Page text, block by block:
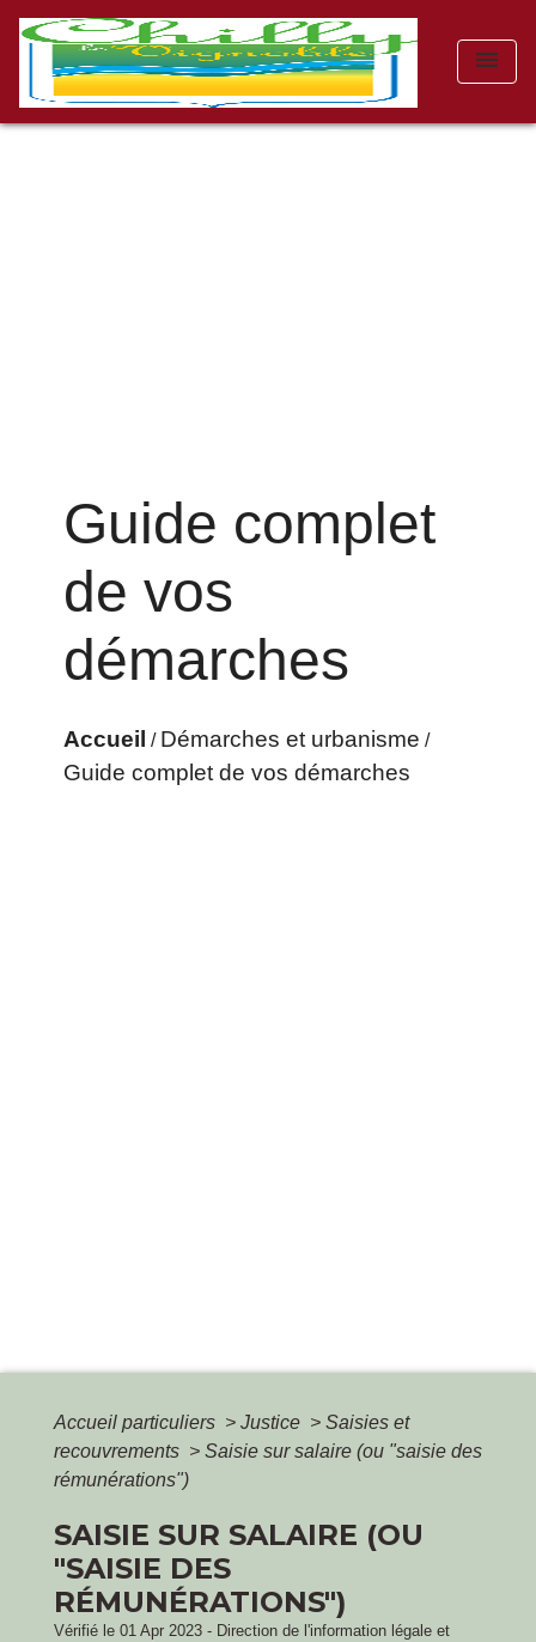
menu
Guide complet
de vos
démarches
Accueil / Démarches et urbanisme /
Guide complet de vos démarches
Accueil particuliers > Justice > Saisies et
recouvrements > Saisie sur salaire (ou "saisie des
rémunérations")
SAISIE SUR SALAIRE (OU
"SAISIE DES
RÉMUNÉRATIONS")
Vérifié le 01 Apr 2023 - Direction de l'information légale et